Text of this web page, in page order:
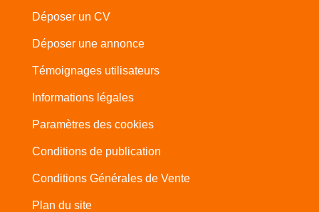
Déposer un CV
Déposer une annonce
Témoignages utilisateurs
Informations légales
Paramètres des cookies
Conditions de publication
Conditions Générales de Vente
Plan du site